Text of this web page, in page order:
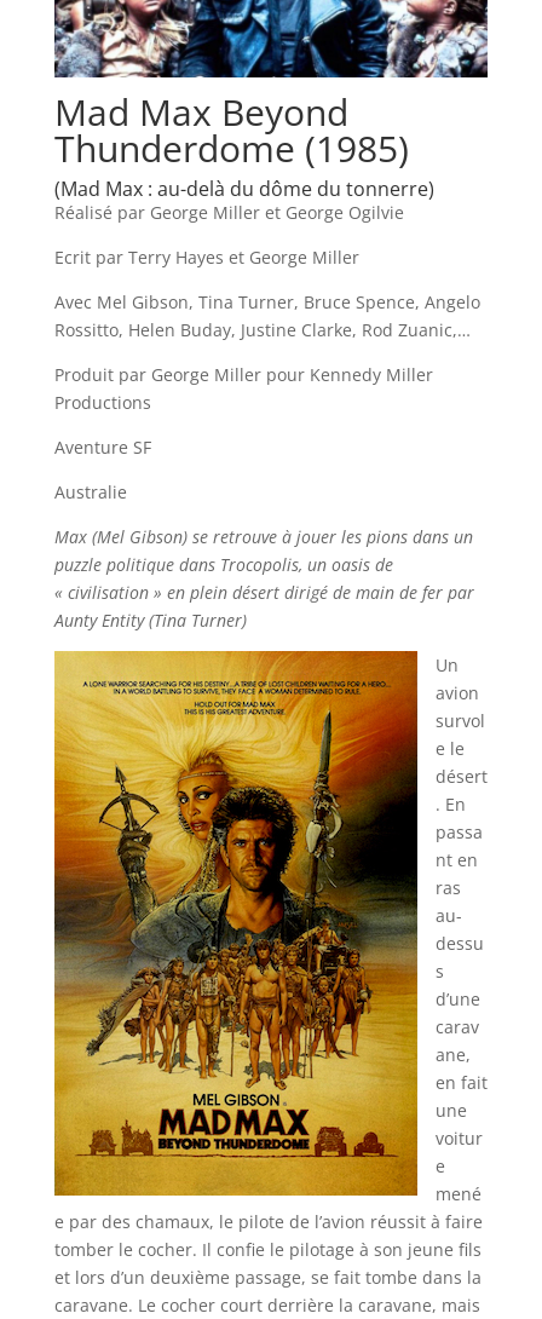
Mad Max Beyond
Thunderdome (1985)
(Mad Max : au-delà du dôme du tonnerre)
Réalisé par George Miller et George Ogilvie
Ecrit par Terry Hayes et George Miller
Avec Mel Gibson, Tina Turner, Bruce Spence, Angelo
Rossitto, Helen Buday, Justine Clarke, Rod Zuanic,…
Produit par George Miller pour Kennedy Miller
Productions
Aventure SF
Australie
Max (Mel Gibson) se retrouve à jouer les pions dans un
puzzle politique dans Trocopolis, un oasis de
« civilisation » en plein désert dirigé de main de fer par
Aunty Entity (Tina Turner)
Un
avion
survol
e le
désert
. En
passa
nt en
ras
au-
dessu
s
d’une
carav
ane,
en fait
une
voitur
e
mené
e par des chamaux, le pilote de l’avion réussit à faire
tomber le cocher. Il confie le pilotage à son jeune fils
et lors d’un deuxième passage, se fait tombe dans la
caravane. Le cocher court derrière la caravane, mais